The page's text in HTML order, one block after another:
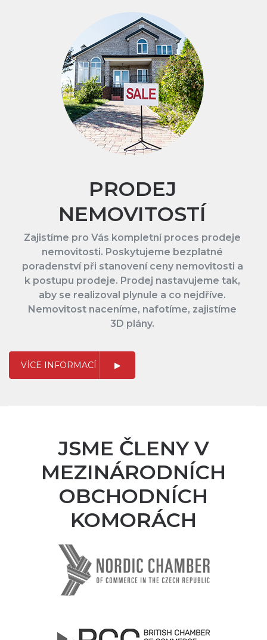
PRODEJ
NEMOVITOSTÍ
Zajistíme pro Vás kompletní proces prodeje
nemovitosti. Poskytujeme bezplatné
poradenství při stanovení ceny nemovitosti a
k postupu prodeje. Prodej nastavujeme tak,
aby se realizoval plynule a co nejdříve.
Nemovitost naceníme, nafotíme, zajistíme
3D plány.
VÍCE INFORMACÍ
JSME ČLENY V
MEZINÁRODNÍCH
OBCHODNÍCH
KOMORÁCH